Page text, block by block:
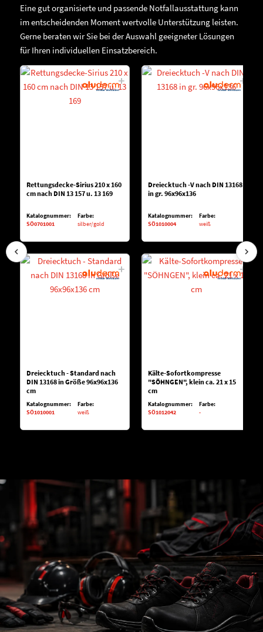
Eine gut organisierte und passende Notfallausstattung kann
im entscheidenden Moment wertvolle Unterstützung leisten.
Gerne beraten wir Sie bei der Auswahl geeigneter Lösungen
für Ihren individuellen Einsatzbereich.
Rettungsdecke-Sirius 210 x 160
cm nach DIN 13 157 u. 13 169
Katalognummer:
SÖ0701001
Farbe:
silber/gold
Dreiecktuch - Standard nach
DIN 13168 in Größe 96x96x136
cm
Katalognummer:
SÖ1010001
Farbe:
weiß
Dreiecktuch -V nach DIN 13168
in gr. 96x96x136
Katalognummer:
SÖ1010004
Farbe:
weiß
Kälte-Sofortkompresse
"SÖHNGEN", klein ca. 21 x 15
cm
Katalognummer:
SÖ1012042
Farbe:
-